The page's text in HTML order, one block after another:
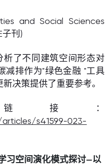
and Social Sciences
刊)
析了不同建筑空间形态对
减排作为"绿色金融 "工具
决策提供了重要参考。
接：
s41599-023-
习空间演化模式探讨—以